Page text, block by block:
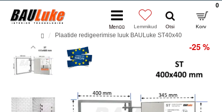
0
Plaatide redigeerimise luuk BAULuke ST40x40
-25 %